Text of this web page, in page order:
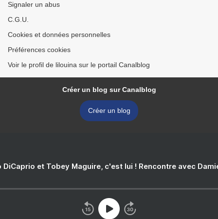
Signaler un abus
C.G.U.
Cookies et données personnelles
Préférences cookies
Voir le profil de lilouina sur le portail Canalblog
Créer un blog sur Canalblog
Créer un blog
DiCaprio et Tobey Maguire, c'est lui ! Rencontre avec